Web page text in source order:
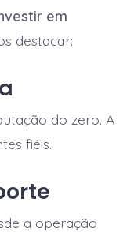
em
destacar:
do zero. A
fiéis.
a operação